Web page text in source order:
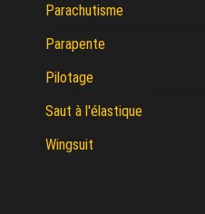
Parachutisme
Parapente
Pilotage
Saut à l'élastique
Wingsuit